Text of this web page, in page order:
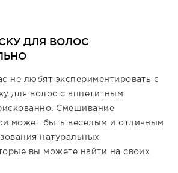
ДЛЯ ВОЛОС
не любят экспериментировать с
для волос с аппетитным
Смешивание
может быть веселым и отличным
натуральных
вы можете найти на своих